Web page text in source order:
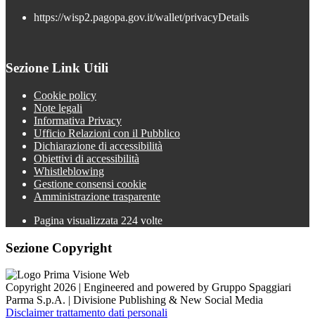
https://wisp2.pagopa.gov.it/wallet/privacyDetails
Sezione Link Utili
Cookie policy
Note legali
Informativa Privacy
Ufficio Relazioni con il Pubblico
Dichiarazione di accessibilità
Obiettivi di accessibilità
Whistleblowing
Gestione consensi cookie
Amministrazione trasparente
Pagina visualizzata 224 volte
Sezione Copyright
Copyright 2026 | Engineered and powered by Gruppo Spaggiari
Parma S.p.A. | Divisione Publishing & New Social Media
Disclaimer trattamento dati personali